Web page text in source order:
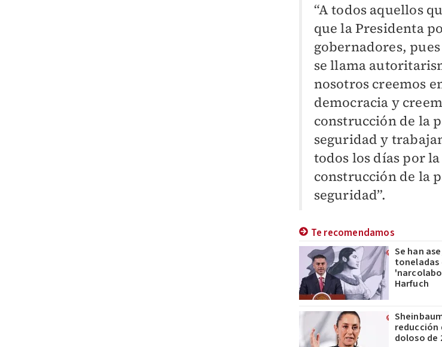
“A todos aquellos
que la Presidenta
gobernadores,
se llama
nosotros creemos
democracia y
construcción de la
seguridad y
todos los días por la
construcción de la
seguridad”.
Te recomendamos
Se han
toneladas
Harfuch
reducción
doloso de